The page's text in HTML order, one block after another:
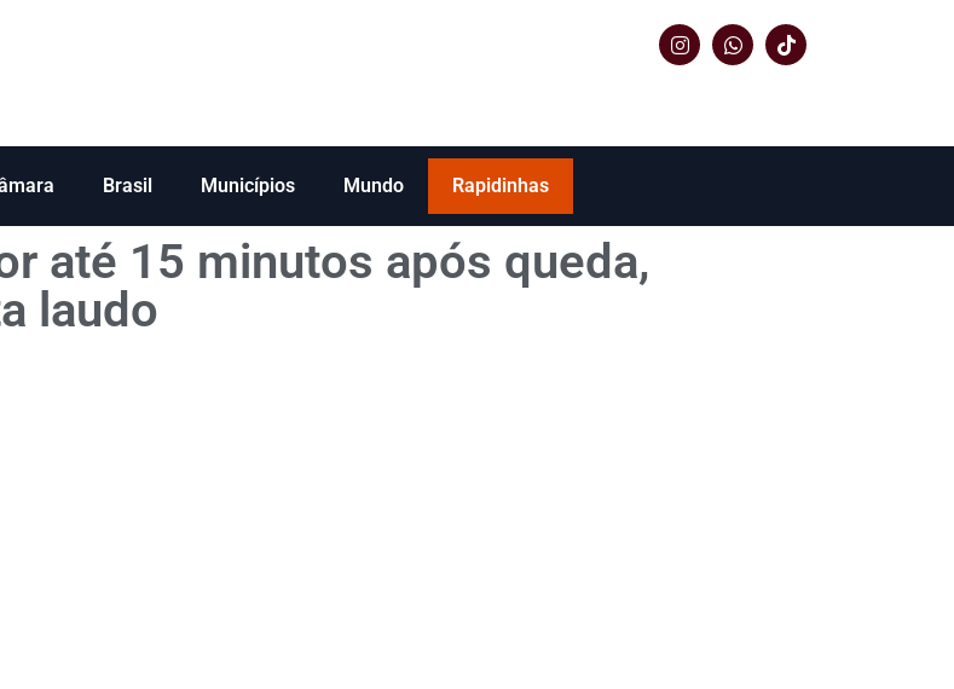
Brasil Municípios Mundo Rapidinhas
até 15 minutos após queda,
laudo